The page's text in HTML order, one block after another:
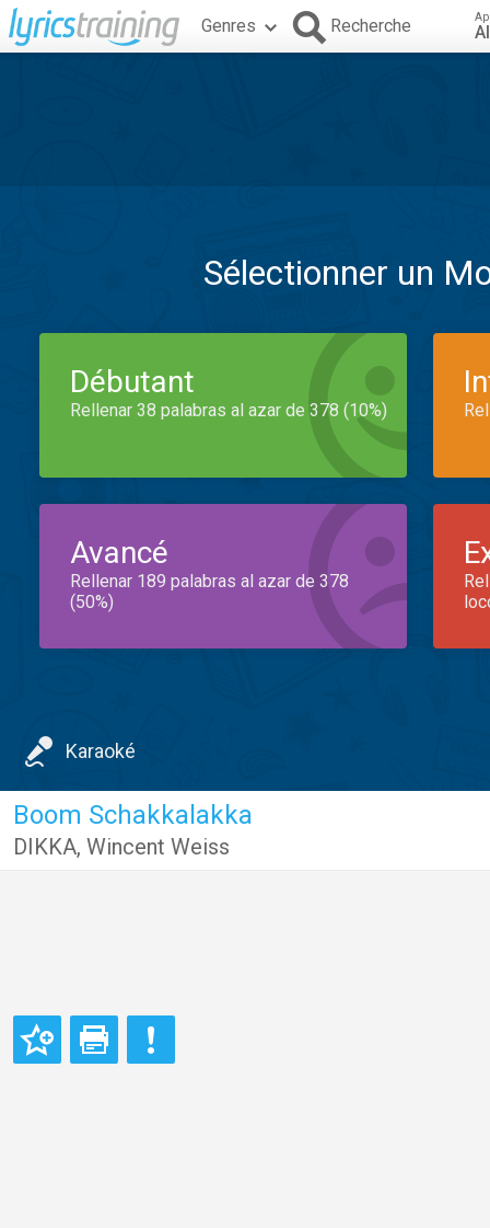
Genres Recherche
Sélectionner un
Débutant
Rellenar 38 palabras al azar de 378 (10%)
Avancé
Rellenar 189 palabras al azar de 378
(50%)
Karaoké
Boom Schakkalakka
DIKKA, Wincent Weiss